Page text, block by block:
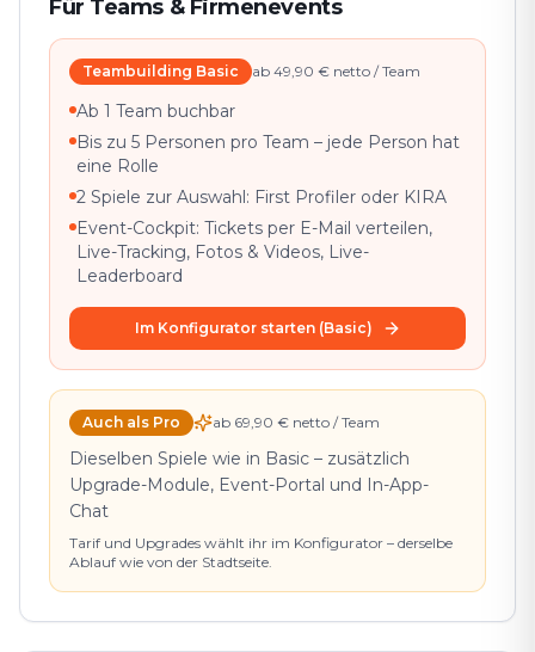
Für Teams & Firmenevents
Teambuilding Basic ab 49,90 € netto / Team
Ab 1 Team buchbar
Bis zu 5 Personen pro Team – jede Person hat
eine Rolle
2 Spiele zur Auswahl: First Profiler oder KIRA
Event-Cockpit: Tickets per E-Mail verteilen,
Live-Tracking, Fotos & Videos, Live-
Leaderboard
Im Konfigurator starten (Basic)
Auch als Pro ab 69,90 € netto / Team
Dieselben Spiele wie in Basic – zusätzlich
Upgrade-Module, Event-Portal und In-App-
Chat
Tarif und Upgrades wählt ihr im Konfigurator – derselbe
Ablauf wie von der Stadtseite.